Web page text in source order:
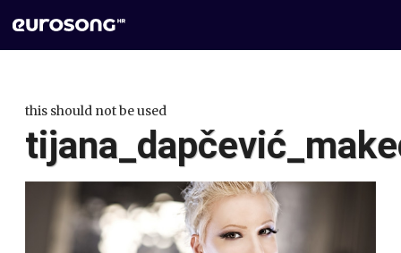
this should not be used